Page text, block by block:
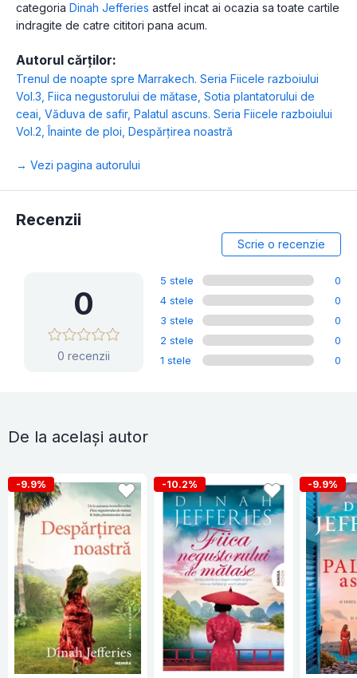
categoria Dinah Jefferies astfel incat ai ocazia sa toate cartile
indragite de catre cititori pana acum.
Autorul cărților:
Trenul de noapte spre Marrakech. Seria Fiicele razboiului
Vol.3 Fiica negustorului de mătase Sotia plantatorului de
ceai Văduva de safir, Palatul ascuns. Seria Fiicele razboiului
Vol.2 ,Înainte de ploi Despărțirea noastră
→ Vezi pagina autorului
Recenzii
Scrie o recenzie
0
0 recenzii
5 stele
0
4 stele
0
3 stele
0
2 stele
0
1 stele
0
De la același autor
-9.9% -10.2% -9.9%